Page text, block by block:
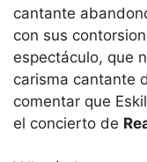
cantante
con sus
espectáculo, que
carisma cantante
comentar que
el concierto de